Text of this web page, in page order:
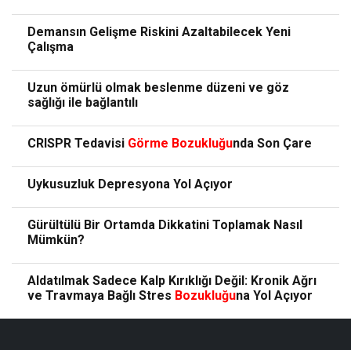
Demansın Gelişme Riskini Azaltabilecek Yeni
Çalışma
Uzun ömürlü olmak beslenme düzeni ve göz
sağlığı ile bağlantılı
CRISPR Tedavisi Görme Bozukluğunda Son Çare
Uykusuzluk Depresyona Yol Açıyor
Gürültülü Bir Ortamda Dikkatini Toplamak Nasıl
Mümkün?
Aldatılmak Sadece Kalp Kırıklığı Değil: Kronik Ağrı
ve Travmaya Bağlı Stres Bozukluğuna Yol Açıyor